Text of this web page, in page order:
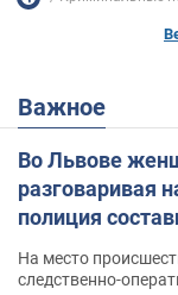
Важное
Во Львове
разговаривая
полиция
На место
следственно-